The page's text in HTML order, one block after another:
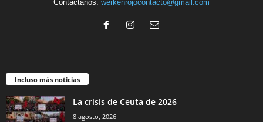
Contáctanos: werkenrojocontacto@gmail.com
Incluso más noticias
La crisis de Ceuta de 2026
8 agosto, 2026